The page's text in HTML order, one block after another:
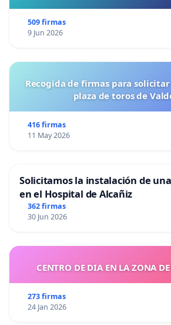
509 firmas
9 Jun 2026
Recogida de firmas para
plaza de toros de
416 firmas
11 May 2026
Solicitamos la instalación de
en el Hospital de Alcañiz
362 firmas
30 Jun 2026
CENTRO DE DIA EN LA ZONA
273 firmas
24 Jan 2026